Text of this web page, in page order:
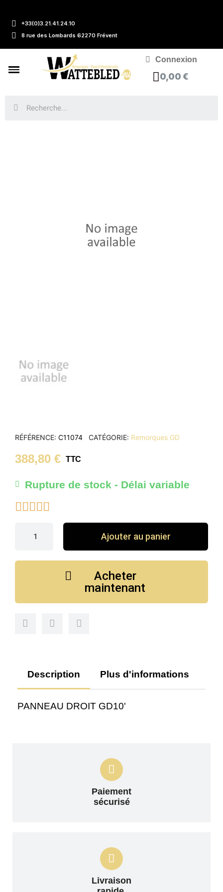
+33(0)3.21.41.24.10
8 rue des Lombards 62270 Frévent
Connexion
0,00 €
RÉFÉRENCE C11074 CATÉGORIE Remorques GD
388,80 € TTC
Rupture de stock - Délai variable

Ajouter au panier
Acheter
maintenant
Description Plus d'informations
PANNEAU DROIT GD10'
Paiement
sécurisé
Livraison